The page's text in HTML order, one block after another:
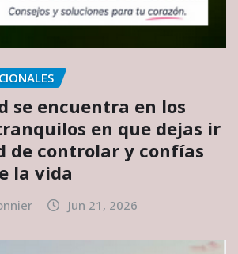
se encuentra en los
en que dejas ir
de controlar y confías
la vida
Jun 21, 2026